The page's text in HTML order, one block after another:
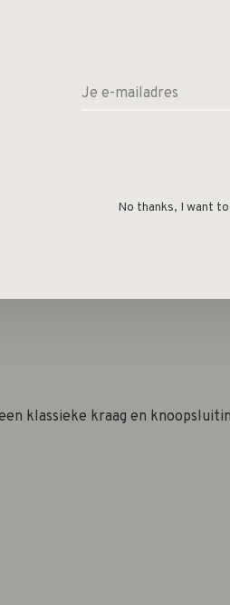
klassieke kraag en
No thanks, I want